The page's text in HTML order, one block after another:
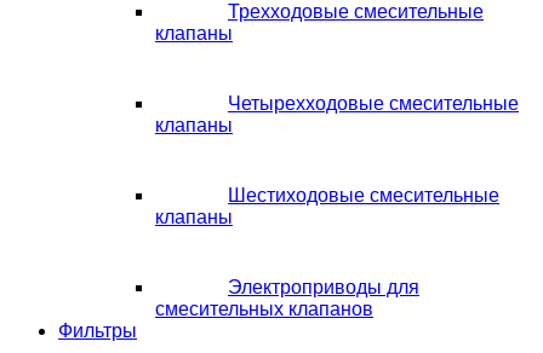
Трехходовые смесительные
клапаны
Четырехходовые смесительные
клапаны
Шестиходовые смесительные
клапаны
Электроприводы для
смесительных клапанов
Фильтры